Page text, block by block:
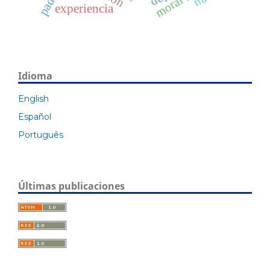
experiencia
Idioma
English
Español
Português
Últimas publicaciones